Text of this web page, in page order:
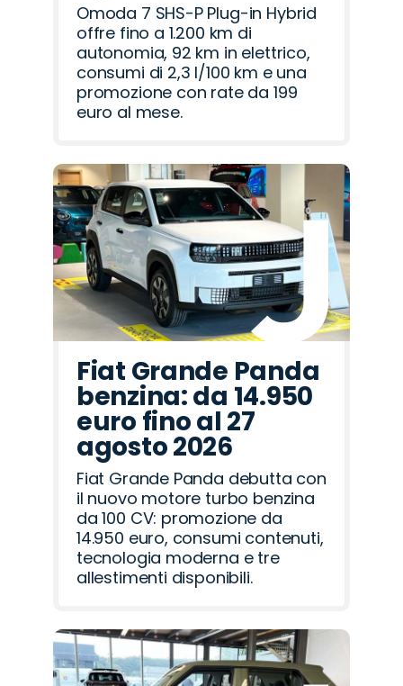
Omoda 7 SHS-P Plug-in Hybrid
offre fino a 1.200 km di
autonomia, 92 km in elettrico,
consumi di 2,3 l/100 km e una
promozione con rate da 199
euro al mese.
Fiat Grande Panda
benzina: da 14.950
euro fino al 27
agosto 2026
Fiat Grande Panda debutta con
il nuovo motore turbo benzina
da 100 CV: promozione da
14.950 euro, consumi contenuti,
tecnologia moderna e tre
allestimenti disponibili.